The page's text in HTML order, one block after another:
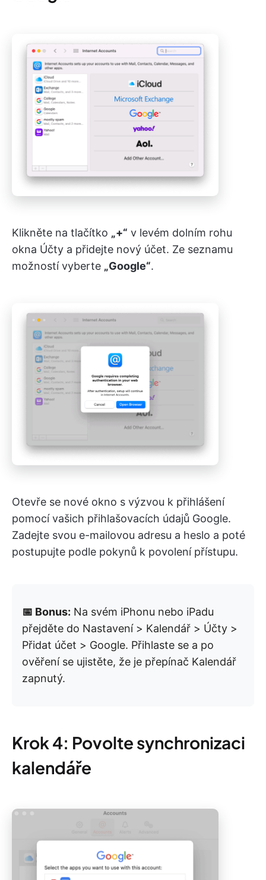
Klikněte na tlačítko „+“ v levém dolním rohu
okna Účty a přidejte nový účet. Ze seznamu
možností vyberte „Google“.
Otevře se nové okno s výzvou k přihlášení
pomocí vašich přihlašovacích údajů Google.
Zadejte svou e-mailovou adresu a heslo a poté
postupujte podle pokynů k povolení přístupu.
📅 Bonus: Na svém iPhonu nebo iPadu
přejděte do Nastavení > Kalendář > Účty >
Přidat účet > Google. Přihlaste se a po
ověření se ujistěte, že je přepínač Kalendář
zapnutý.
Krok 4: Povolte synchronizaci
kalendáře